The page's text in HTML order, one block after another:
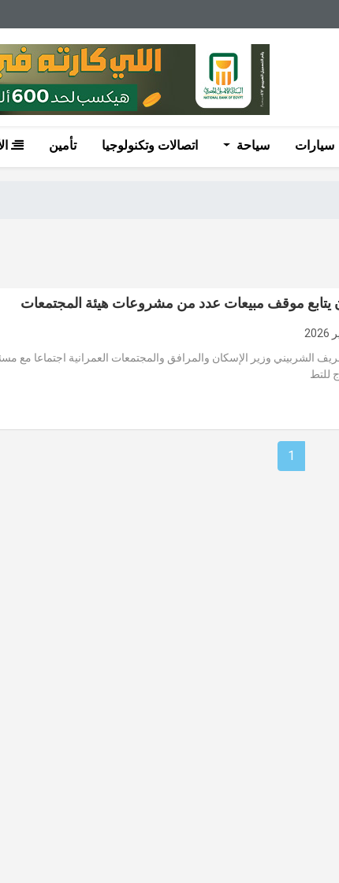
سيارات سياحة اتصالات وتكنولوجيا تأمين
يتابع موقف مبيعات عدد من مشروعات هيئة المجتمعات
الشربيني وزير الإسكان والمرافق والمجتمعات العمرانية اجتماعا مع
للتط
1